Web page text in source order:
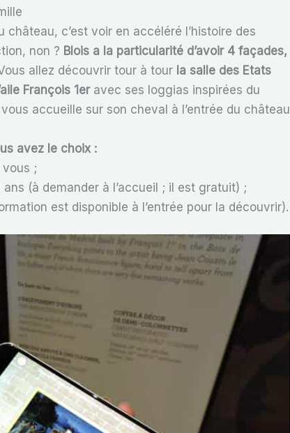
c’est voir en accéléré l’histoire des
non ? Blois a la particularité d’avoir 4 façades,
allez découvrir tour à tour la salle des Etats
François 1eravec ses loggias inspirées du
vous accueille sur son cheval à l’entrée du château
avez le choix :
vous ;
(à demander à l’accueil ; il est gratuit) ;
est disponible à l’entrée pour la découvrir).